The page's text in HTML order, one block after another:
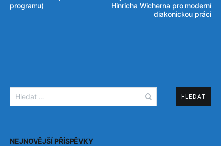
programu)
Hinricha Wicherna pro moderní
diakonickou práci
NEJNOVĚJŠÍ PŘÍSPĚVKY